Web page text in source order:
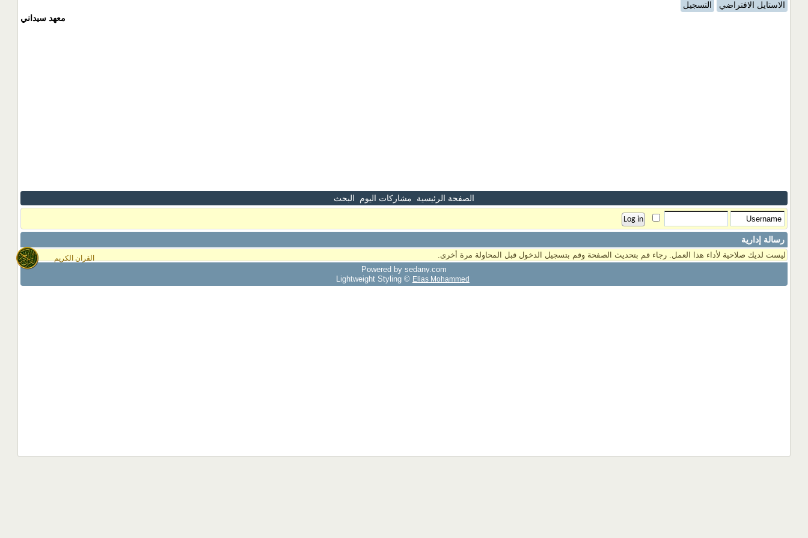
القران الكريم
الاستايل الافتراضي
التسجيل
معهد سيداني
الصفحة الرئيسية مشاركات اليوم البحث
رسالة إدارية
ليست لديك صلاحية لأداء هذا العمل. رجاء قم بتحديث الصفحة وقم بتسجيل الدخول قبل المحاولة مرة أخرى.
Powered by sedany.com
Lightweight Styling © Elias Mohammed